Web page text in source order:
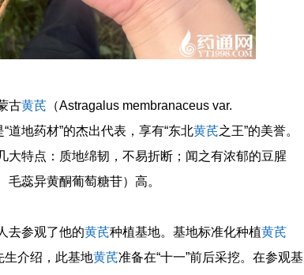
古黄芪 （Astragalus membranaceus var.
地药材”的杰出代表，享有“东北黄芪之王”的美誉。
大特点：质地绵韧，不易折断；闻之有浓郁的豆腥
毛蕊异黄酮葡萄糖苷）高。
去参观了他的黄芪种植基地。基地标准化种植黄芪
生介绍，此基地黄芪准备在“十一”前后采挖。在参观基